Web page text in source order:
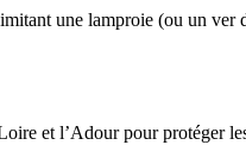
une lamproie (ou un ver
et l’Adour pour protéger